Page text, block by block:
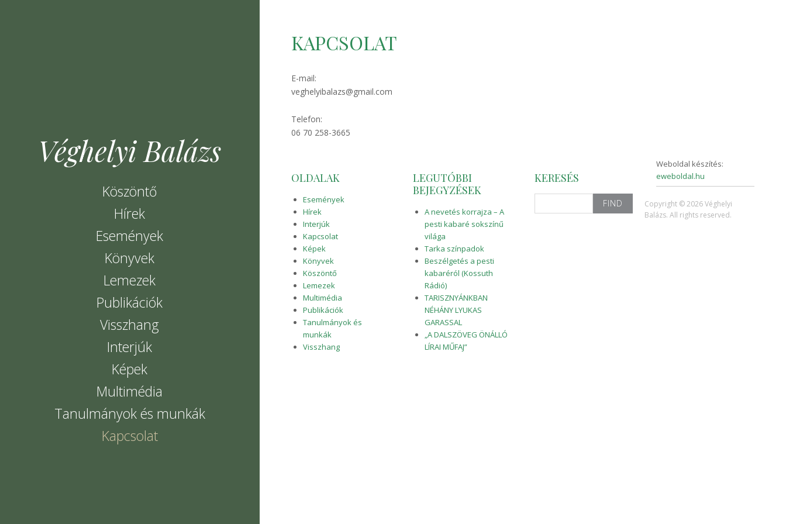
Véghelyi Balázs
Köszöntő
Hírek
Események
Könyvek
Lemezek
Publikációk
Visszhang
Interjúk
Képek
Multimédia
Tanulmányok és munkák
Kapcsolat
KAPCSOLAT
05-
08
E-mail:
veghelyibalazs@gmail.com
Telefon:
06 70 258-3665
OLDALAK
Események
Hírek
Interjúk
Kapcsolat
Képek
Könyvek
Köszöntő
Lemezek
Multimédia
Publikációk
Tanulmányok és
munkák
Visszhang
LEGUTÓBBI
BEJEGYZÉSEK
A nevetés korrajza – A
pesti kabaré sokszínű
világa
Tarka színpadok
Beszélgetés a pesti
kabaréról (Kossuth
Rádió)
TARISZNYÁNKBAN
NÉHÁNY LYUKAS
GARASSAL
„A DALSZÖVEG ÖNÁLLÓ
LÍRAI MŰFAJ”
KERESÉS
for:
Weboldal készítés:
eweboldal.hu
Copyright © 2026 Véghelyi
Balázs. All rights reserved.